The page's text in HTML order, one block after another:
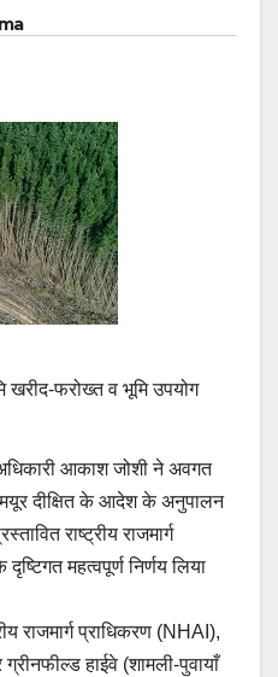
खरीद-फरोख्त व भूमि उपयोग
अधिकारी आकाश जोशी ने अवगत
मयूर दीक्षित के आदेश के अनुपालन
राष्ट्रीय राजमार्ग
महत्वपूर्ण निर्णय लिया
राजमार्ग प्राधिकरण (NHAI),
हाईवे (शामली-पुवायाँ